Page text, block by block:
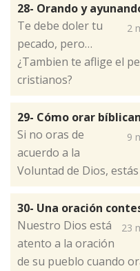
28- Orando y
2
Te debe doler tu
pecado, pero…
¿Tambien te aflige el
cristianos?
29- Cómo orar
9
Si no oras de
acuerdo a la
Voluntad de Dios,
30- Una oración
23
Nuestro Dios está
atento a la oración
de su pueblo cuando